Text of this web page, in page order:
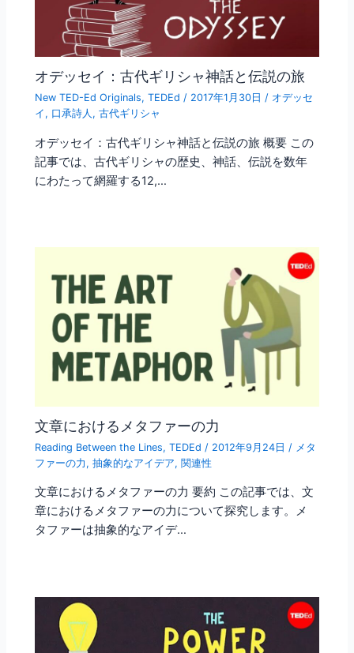
オデッセイ：古代ギリシャ神話と伝説の旅
New TED-Ed Originals,TEDEd / 2017年1月30日/ オデッセ
イ , 口承詩人 ,古代ギリシャ
オデッセイ：古代ギリシャ神話と伝説の旅 概要 この
記事では、古代ギリシャの歴史、神話、伝説を数年
にわたって網羅する12,…
文章におけるメタファーの力
Reading Between the Lines,TEDEd / 2012年9月24日 / メタ
ファーの力 ,抽象的なアイデア, 関連性
文章におけるメタファーの力 要約 この記事では、文
章におけるメタファーの力について探究します。メ
タファーは抽象的なアイデ…